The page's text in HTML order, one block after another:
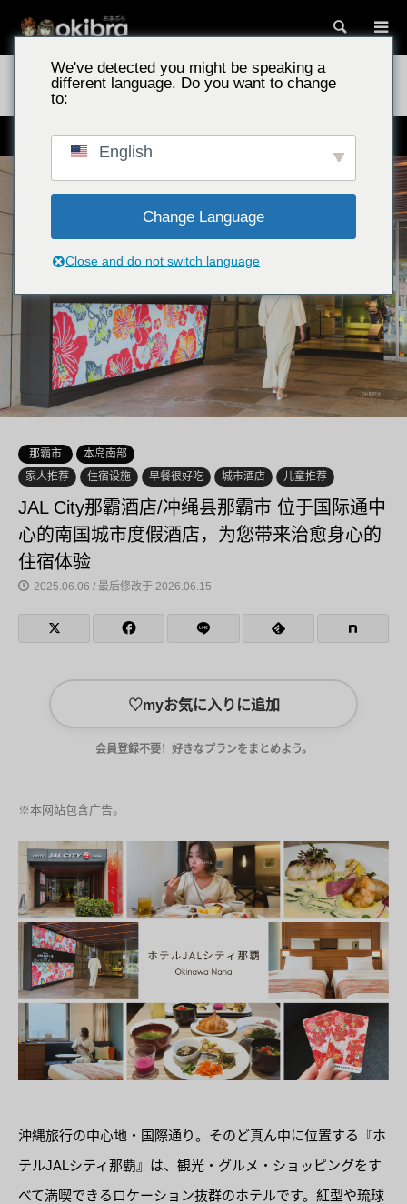
搜索
冲绳景点
JAL City那霸酒店/冲绳县那霸市 位于国际通中心的南国城
市度假酒店，为您带来治愈身心的住宿体验
那覇国際通りの中心に位置するシティリゾートホテル
那霸市
本岛南部
家人推荐
住宿设施 早餐很好吃 城市酒店 儿童推荐
JAL City那霸酒店/冲绳县那霸市 位于国际通中
心的南国城市度假酒店，为您带来治愈身心的
住宿体验
2025.06.06 / 最后修改于 2026.06.15
♡myお気に入りに追加
会員登録不要！好きなプランをまとめよう。
※本网站包含广告。
沖縄旅行の中心地・国際通り。そのど真ん中に位置する『ホ
テルJALシティ那覇』は、観光・グルメ・ショッピングをす
べて満喫できるロケーション抜群のホテルです。紅型や琉球
We've detected you might be speaking a
different language. Do you want to change
to:
English
Change Language
Close and do not switch language